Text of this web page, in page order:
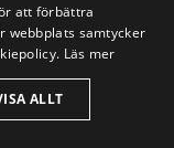
som
budget.
att förbättra
webbplats samtycker
Läs mer
ALLT